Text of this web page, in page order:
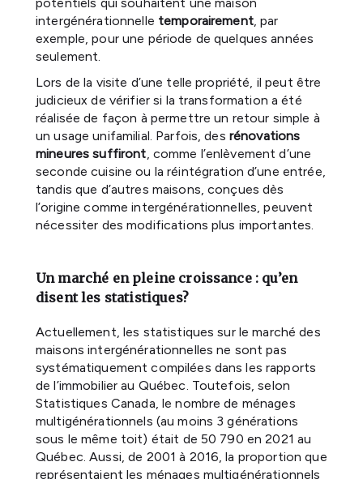
intergénérationnelle temporairement, par
exemple, pour une période de quelques années
seulement.
Lors de la visite d’une telle propriété, il peut être
judicieux de vérifier si la transformation a été
réalisée de façon à permettre un retour simple à
un usage unifamilial. Parfois, des rénovations
mineures suffiront , comme l’enlèvement d’une
seconde cuisine ou la réintégration d’une entrée,
tandis que d’autres maisons, conçues dès
l’origine comme intergénérationnelles, peuvent
nécessiter des modifications plus importantes.
Un marché en pleine croissance : qu’en
disent les statistiques?
Actuellement, les statistiques sur le marché des
maisons intergénérationnelles ne sont pas
systématiquement compilées dans les rapports
de l’immobilier au Québec. Toutefois, selon
Statistiques Canada, le nombre de ménages
multigénérationnels (au moins 3 générations
sous le même toit) était de 50 790 en 2021 au
Québec. Aussi, de 2001 à 2016, la proportion que
représentaient les ménages multigénérationnels